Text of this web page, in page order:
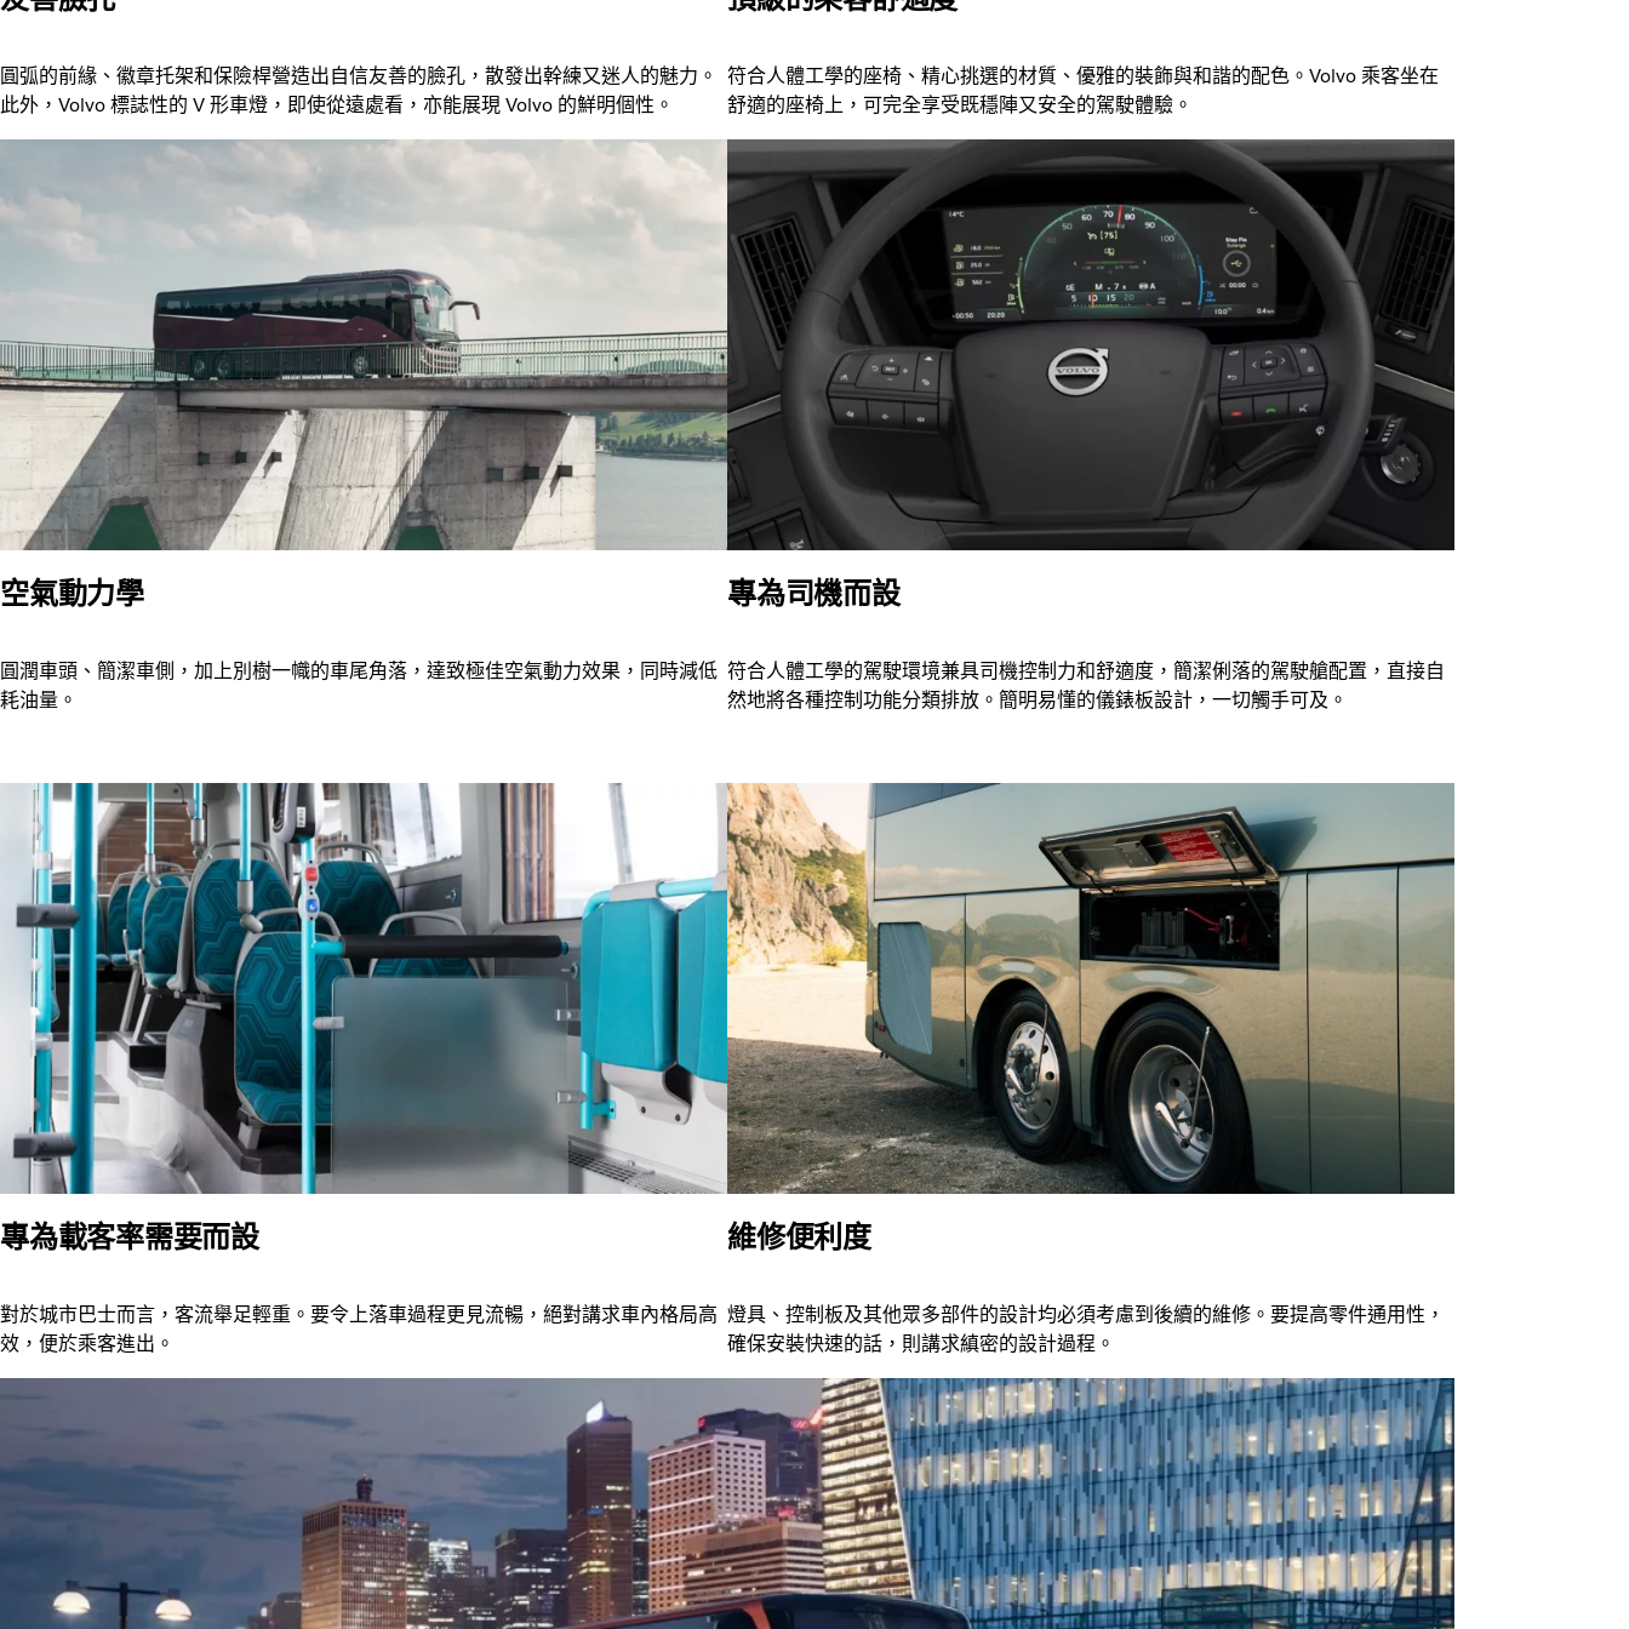
圓弧的前緣、徽章托架和保險桿營造出自信友善的臉孔，散發出幹練又迷人的魅力。
此外，Volvo 標誌性的 V 形車燈，即使從遠處看，亦能展現 Volvo 的鮮明個性。
符合人體工學的座椅、精心挑選的材質、優雅的裝飾與和諧的配色。Volvo 乘客坐在
舒適的座椅上，可完全享受既穩陣又安全的駕駛體驗。
空氣動力學
圓潤車頭、簡潔車側，加上別樹一幟的車尾角落，達致極佳空氣動力效果，同時減低
耗油量。
專為司機而設
符合人體工學的駕駛環境兼具司機控制力和舒適度，簡潔俐落的駕駛艙配置，直接自
然地將各種控制功能分類排放。簡明易懂的儀錶板設計，一切觸手可及。
專為載客率需要而設
對於城市巴士而言，客流舉足輕重。要令上落車過程更見流暢，絕對講求車內格局高
效，便於乘客進出。
維修便利度
燈具、控制板及其他眾多部件的設計均必須考慮到後續的維修。要提高零件通用性，
確保安裝快速的話，則講求縝密的設計過程。